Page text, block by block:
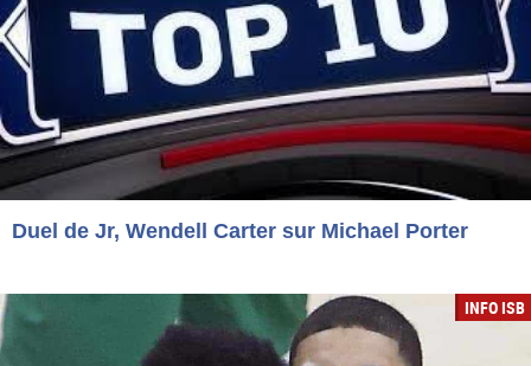
Duel de Jr, Wendell Carter sur Michael Porter
INFO ISB